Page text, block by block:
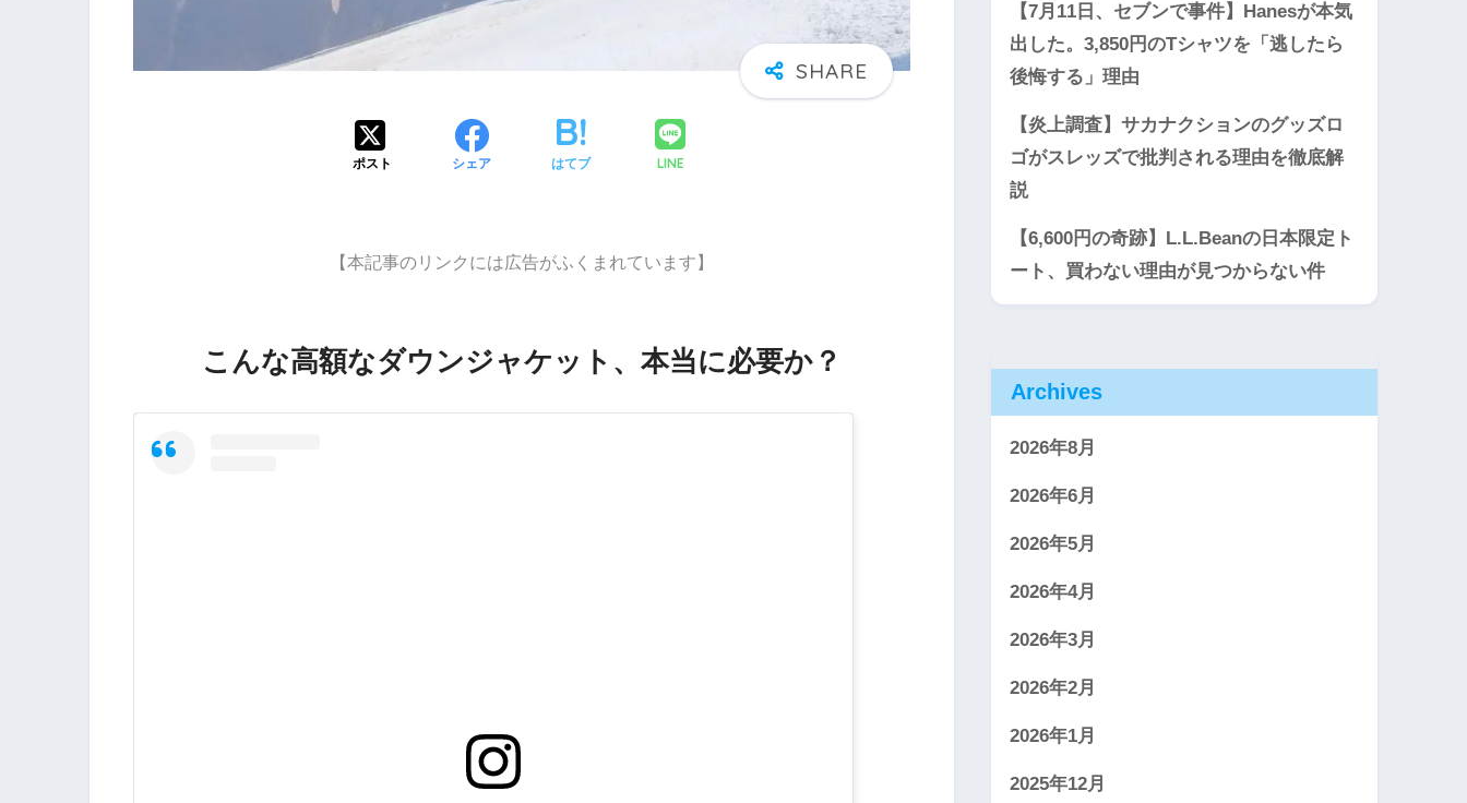
ポスト シェア はてブ LINE
【本記事のリンクには広告がふくまれています】
こんな高額なダウンジャケット、本当に必要か？
【7月11日、セブンで事件】Hanesが本気
出した。3,850円のTシャツを「逃したら
後悔する」理由
【炎上調査】サカナクションのグッズロ
ゴがスレッズで批判される理由を徹底解
説
【6,600円の奇跡】L.L.Beanの日本限定ト
ート、買わない理由が見つからない件
Archives
2026年8月
2026年6月
2026年5月
2026年4月
2026年3月
2026年2月
2026年1月
2025年12月